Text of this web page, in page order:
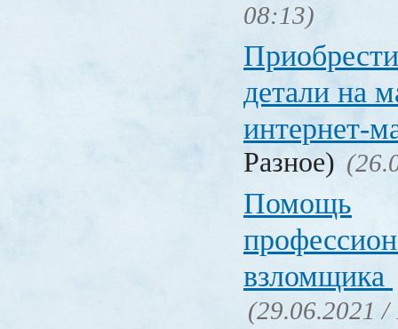
08:13)
детали на
интернет-
Разное)
Помощь
взломщика
(29.06.2021 /